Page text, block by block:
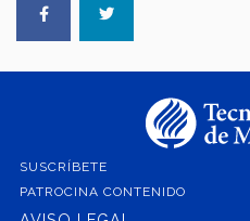
SUSCRÍBETE
PATROCINA CONTENIDO